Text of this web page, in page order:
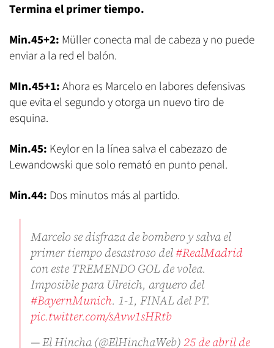
Termina el primer tiempo.
Min.45+2: Müller conecta mal de cabeza y no puede
enviar a la red el balón.
MIn.45+1:Ahora es Marcelo en labores defensivas
que evita el segundo y otorga un nuevo tiro de
esquina.
Min.45: Keylor en la línea salva el cabezazo de
Lewandowski que solo remató en punto penal.
Min.44: Dos minutos más al partido.
Marcelo se disfraza de bombero y salva el
primer tiempo desastroso del#RealMadrid
con este TREMENDO GOL de volea.
Imposible para Ulreich, arquero del
#BayernMunich. 1-1, FINAL del PT.
pic.twitter.com/sAvw1sHRtb
— El Hincha (@ElHinchaWeb)25 de abril de